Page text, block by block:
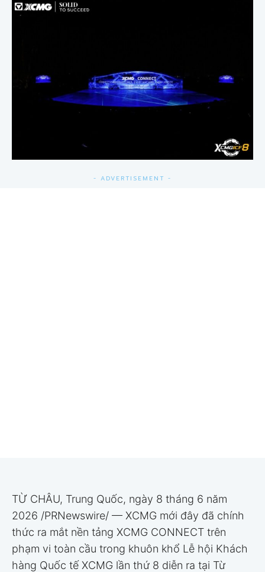
- ADVERTISEMENT -
TỪ CHÂU, Trung Quốc, ngày 8 tháng 6 năm
2026 /PRNewswire/ — XCMG mới đây đã chính
thức ra mắt nền tảng XCMG CONNECT trên
phạm vi toàn cầu trong khuôn khổ Lễ hội Khách
hàng Quốc tế XCMG lần thứ 8 diễn ra tại Từ